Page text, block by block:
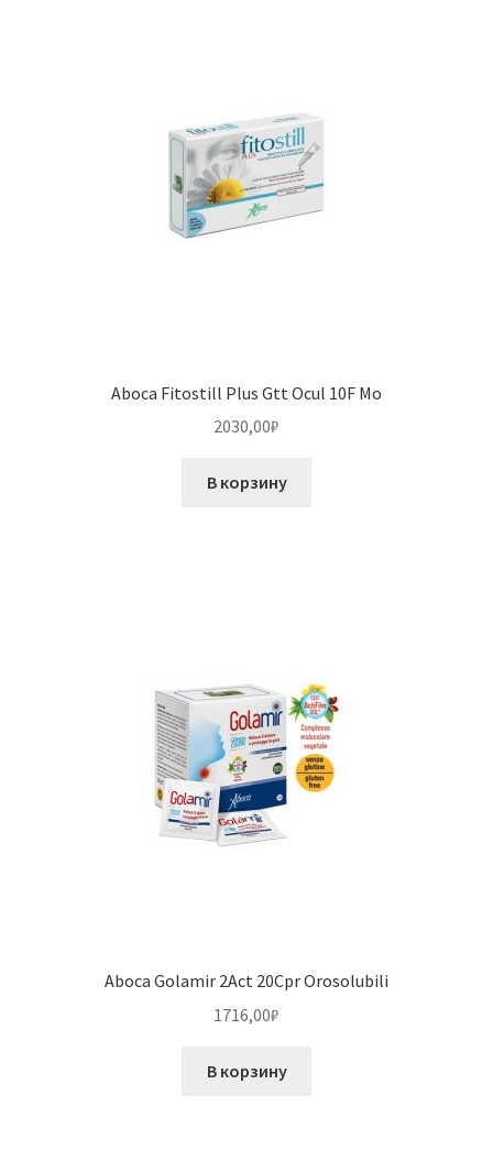
Aboca Fitostill Plus Gtt Ocul 10F Mo
2030,00₽
В корзину
Aboca Golamir 2Act 20Cpr Orosolubili
1716,00₽
В корзину